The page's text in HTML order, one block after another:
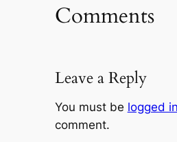
Comments
Leave a Reply
You must be logged in
comment.